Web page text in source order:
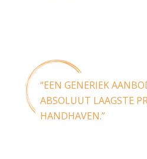
“EEN GENERIEK
ABSOLUUT LAAGSTE
HANDHAVEN.”